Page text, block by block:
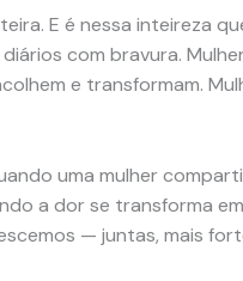
E é nessa inteireza
com bravura.
e transformam.
uma mulher
a dor se transforma
— juntas, mais